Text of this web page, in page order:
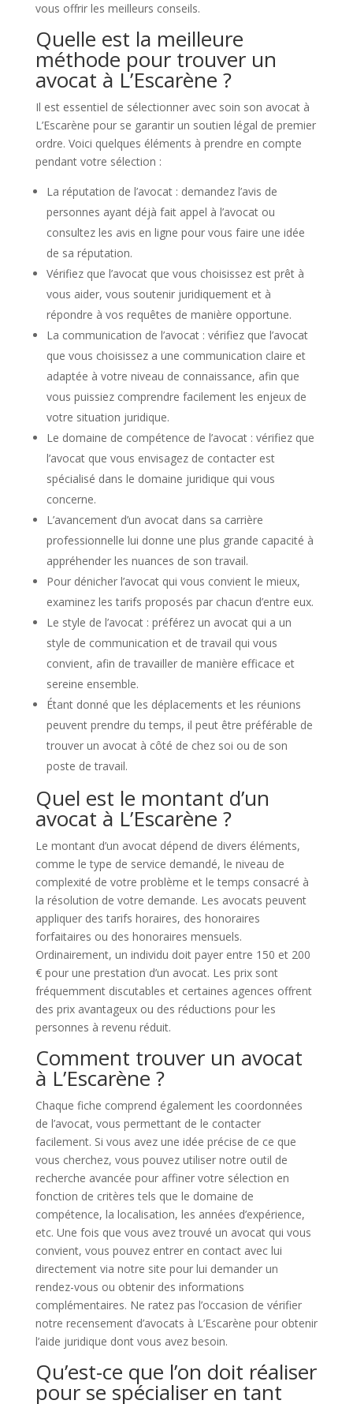
vous offrir les meilleurs conseils.
Quelle est la meilleure
méthode pour trouver un
avocat à L’Escarène ?
Il est essentiel de sélectionner avec soin son avocat à
L’Escarène pour se garantir un soutien légal de premier
ordre. Voici quelques éléments à prendre en compte
pendant votre sélection :
La réputation de l’avocat : demandez l’avis de
personnes ayant déjà fait appel à l’avocat ou
consultez les avis en ligne pour vous faire une idée
de sa réputation.
Vérifiez que l’avocat que vous choisissez est prêt à
vous aider, vous soutenir juridiquement et à
répondre à vos requêtes de manière opportune.
La communication de l’avocat : vérifiez que l’avocat
que vous choisissez a une communication claire et
adaptée à votre niveau de connaissance, afin que
vous puissiez comprendre facilement les enjeux de
votre situation juridique.
Le domaine de compétence de l’avocat : vérifiez que
l’avocat que vous envisagez de contacter est
spécialisé dans le domaine juridique qui vous
concerne.
L’avancement d’un avocat dans sa carrière
professionnelle lui donne une plus grande capacité à
appréhender les nuances de son travail.
Pour dénicher l’avocat qui vous convient le mieux,
examinez les tarifs proposés par chacun d’entre eux.
Le style de l’avocat : préférez un avocat qui a un
style de communication et de travail qui vous
convient, afin de travailler de manière efficace et
sereine ensemble.
Étant donné que les déplacements et les réunions
peuvent prendre du temps, il peut être préférable de
trouver un avocat à côté de chez soi ou de son
poste de travail.
Quel est le montant d’un
avocat à L’Escarène ?
Le montant d’un avocat dépend de divers éléments,
comme le type de service demandé, le niveau de
complexité de votre problème et le temps consacré à
la résolution de votre demande. Les avocats peuvent
appliquer des tarifs horaires, des honoraires
forfaitaires ou des honoraires mensuels.
Ordinairement, un individu doit payer entre 150 et 200
€ pour une prestation d’un avocat. Les prix sont
fréquemment discutables et certaines agences offrent
des prix avantageux ou des réductions pour les
personnes à revenu réduit.
Comment trouver un avocat
à L’Escarène ?
Chaque fiche comprend également les coordonnées
de l’avocat, vous permettant de le contacter
facilement. Si vous avez une idée précise de ce que
vous cherchez, vous pouvez utiliser notre outil de
recherche avancée pour affiner votre sélection en
fonction de critères tels que le domaine de
compétence, la localisation, les années d’expérience,
etc. Une fois que vous avez trouvé un avocat qui vous
convient, vous pouvez entrer en contact avec lui
directement via notre site pour lui demander un
rendez-vous ou obtenir des informations
complémentaires. Ne ratez pas l’occasion de vérifier
notre recensement d’avocats à L’Escarène pour obtenir
l’aide juridique dont vous avez besoin.
Qu’est-ce que l’on doit réaliser
pour se spécialiser en tant